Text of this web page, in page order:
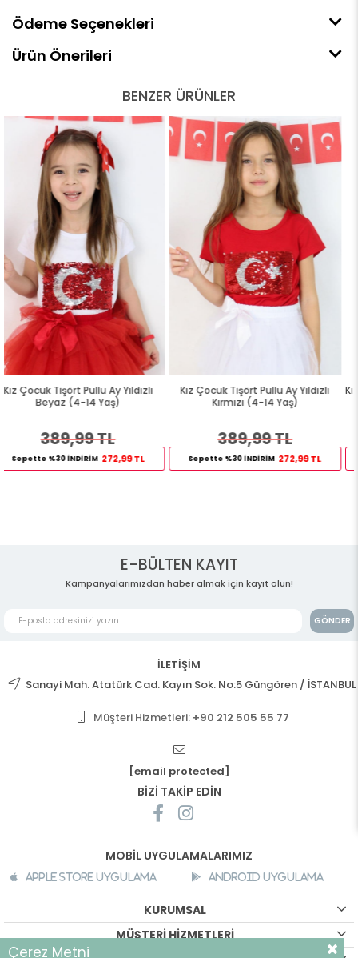
Ödeme Seçenekleri
Ürün Önerileri
BENZER ÜRÜNLER
Kız Çocuk Tişört Pullu Ay Yıldızlı
Kırmızı (4-14 Yaş)
389,99 TL
Sepette %30 İNDİRİM 272,99 TL
Kız Çocuk Tişört Güpürlü Sarı (9
4 Yaş)
214,99 TL
Sepette %30 İNDİRİM 150,49 TL
E-BÜLTEN KAYIT
Kampanyalarımızdan haber almak için kayıt olun!
GÖNDER
İLETİŞİM
Sanayi Mah. Atatürk Cad. Kayın Sok. No:5 Güngören / İSTANBUL
Müşteri Hizmetleri: +90 212 505 55 77
[email protected]
BİZİ TAKİP EDİN
MOBİL UYGULAMALARIMIZ
Apple Store Uygulama Android Uygulama
KURUMSAL
MÜŞTERİ HİZMETLERİ
Çerez Metni